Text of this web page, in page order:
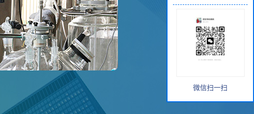
微信扫一扫